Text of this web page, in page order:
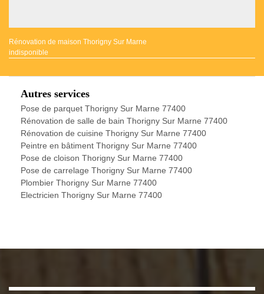
Rénovation de maison Thorigny Sur Marne
indisponible
Autres services
Pose de parquet Thorigny Sur Marne 77400
Rénovation de salle de bain Thorigny Sur Marne 77400
Rénovation de cuisine Thorigny Sur Marne 77400
Peintre en bâtiment Thorigny Sur Marne 77400
Pose de cloison Thorigny Sur Marne 77400
Pose de carrelage Thorigny Sur Marne 77400
Plombier Thorigny Sur Marne 77400
Electricien Thorigny Sur Marne 77400